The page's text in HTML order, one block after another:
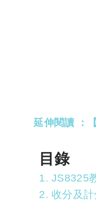
延伸閱讀 ：
目錄
1. JS8325
2. 收分及